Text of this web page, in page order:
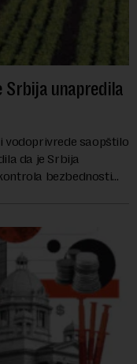
Srbija unapredila
vodoprivrede saopštilo
da je Srbija
bezbednosti